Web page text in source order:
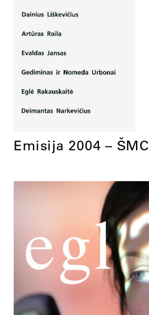
Emisija 2004 – ŠMC